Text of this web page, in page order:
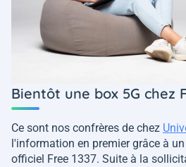
Bientôt une box 5G chez
Ce sont nos confrères de chez
l'information en premier grâce à
officiel Free 1337. Suite à la